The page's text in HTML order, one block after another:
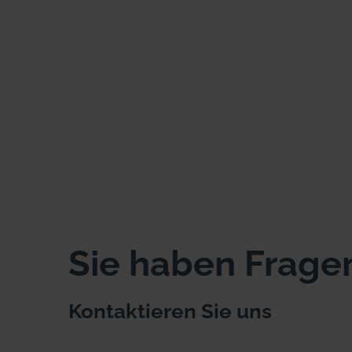
Sie haben
Kontaktieren Sie uns